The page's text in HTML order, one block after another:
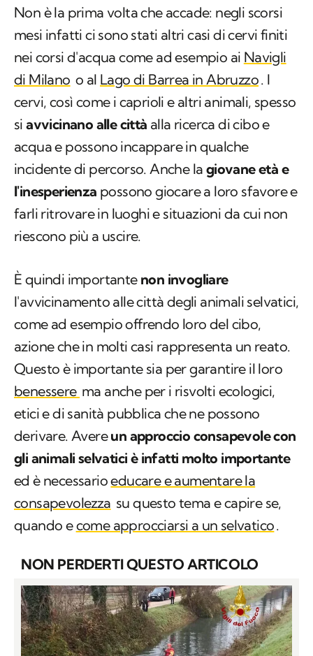
Non è la prima volta che accade: negli scorsi
mesi infatti ci sono stati altri casi di cervi finiti
nei corsi d'acqua come ad esempio ai Navigli
di Milano o al Lago di Barrea in Abruzzo. I
cervi, così come i caprioli e altri animali, spesso
siavvicinano alle città alla ricerca di cibo e
acqua e possono incappare in qualche
incidente di percorso. Anche la giovane età e
l'inesperienza possono giocare a loro sfavore e
farli ritrovare in luoghi e situazioni da cui non
riescono più a uscire.
È quindi importante non invogliare
l'avvicinamento alle città degli animali selvatici,
come ad esempio offrendo loro del cibo,
azione che in molti casi rappresenta un reato.
Questo è importante sia per garantire il loro
benessere ma anche per i risvolti ecologici,
etici e di sanità pubblica che ne possono
derivare. Avereun approccio consapevole con
gli animali selvatici è infatti molto importante
ed è necessarioeducare e aumentare la
consapevolezza su questo tema e capire se,
quando ecome approcciarsi a un selvatico.
NON PERDERTI QUESTO ARTICOLO